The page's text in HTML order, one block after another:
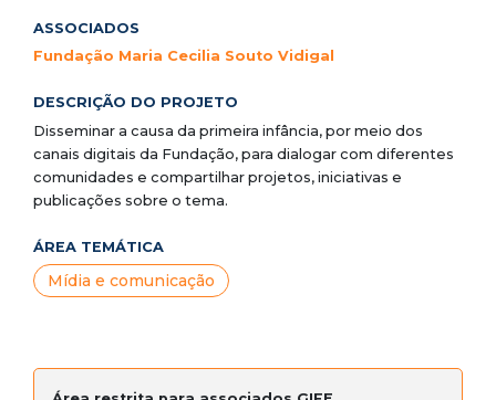
ASSOCIADOS
Fundação Maria Cecilia Souto Vidigal
DESCRIÇÃO DO PROJETO
Disseminar a causa da primeira infância, por meio dos
canais digitais da Fundação, para dialogar com diferentes
comunidades e compartilhar projetos, iniciativas e
publicações sobre o tema.
ÁREA TEMÁTICA
Mídia e comunicação